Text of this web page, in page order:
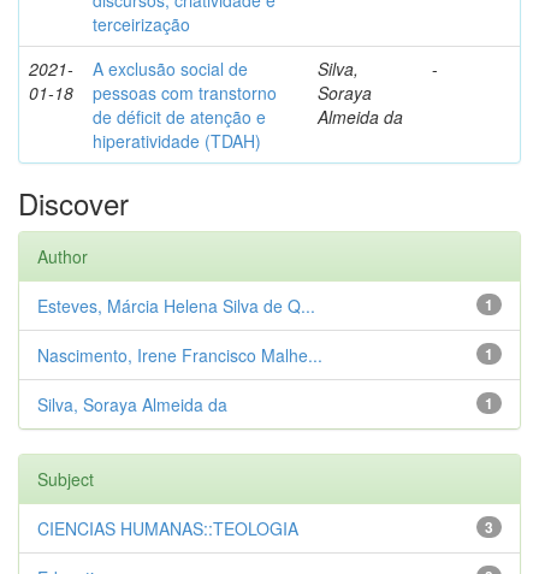
terceirização
2021-
01-18
A exclusão social de
pessoas com transtorno
de déficit de atenção e
hiperatividade (TDAH)
Silva,
Soraya
Almeida da
-
Discover
Author
1
Esteves, Márcia Helena Silva de Q...
1
Nascimento, Irene Francisco Malhe...
1
Silva, Soraya Almeida da
Subject
3
CIENCIAS HUMANAS::TEOLOGIA